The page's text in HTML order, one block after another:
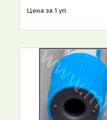
Цена за 1 уп.